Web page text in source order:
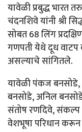
यावेळी प्रबुद्ध भारत
चंदनशिवे यांनी श्री
सोबत 68 लिंग
गणपती येथे दूध वाटप
असल्याचे सांगितले.
यावेळी पंकज बनसोडे,
बनसोडे, अनिल
संतोष रणदिवे, संकल्प
वेशभूषा परिधान